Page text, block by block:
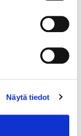
Näytä tiedot